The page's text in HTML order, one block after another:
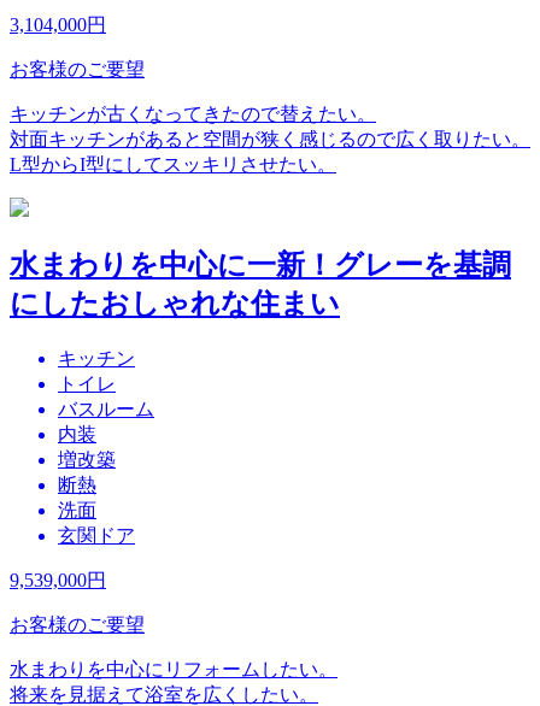
3,104,000円
お客様のご要望
キッチンが古くなってきたので替えたい。
対面キッチンがあると空間が狭く感じるので広く取りたい。
L型からI型にしてスッキリさせたい。
水まわりを中心に一新！グレーを基調
にしたおしゃれな住まい
キッチン
トイレ
バスルーム
内装
増改築
断熱
洗面
玄関ドア
9,539,000円
お客様のご要望
水まわりを中心にリフォームしたい。
将来を見据えて浴室を広くしたい。